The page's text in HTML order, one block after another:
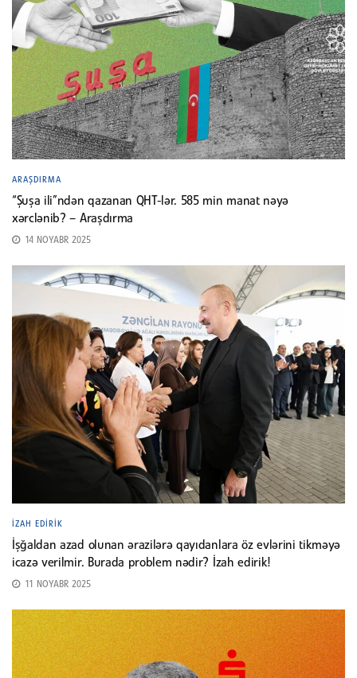
ARAŞDIRMA
“Şuşa ili”ndən qazanan QHT-lər. 585 min manat nəyə
xərclənib? – Araşdırma
14 NOYABR 2025
İZAH EDIRIK
İşğaldan azad olunan ərazilərə qayıdanlara öz evlərini tikməyə
icazə verilmir. Burada problem nədir? İzah edirik!
11 NOYABR 2025